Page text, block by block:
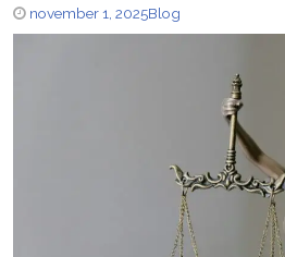
november 1, 2025Blog